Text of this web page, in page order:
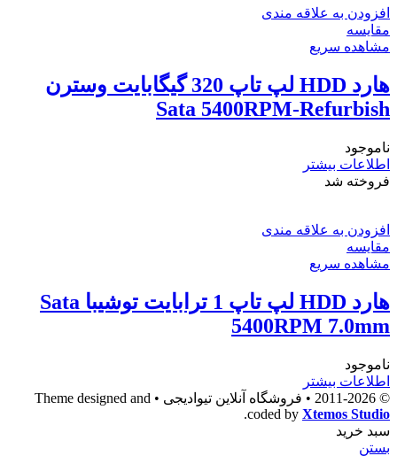
افزودن به علاقه مندی
مقایسه
مشاهده سریع
هارد HDD لپ تاپ 320 گیگابایت وسترن
Sata 5400RPM-Refurbish
ناموجود
اطلاعات بیشتر
فروخته شد
افزودن به علاقه مندی
مقایسه
مشاهده سریع
هارد HDD لپ تاپ 1 ترابایت توشیبا Sata
5400RPM 7.0mm
ناموجود
اطلاعات بیشتر
© 2011-2026 • فروشگاه آنلاین تیوادیجی • Theme designed and
coded by Xtemos Studio
.
سبد خرید
بستن